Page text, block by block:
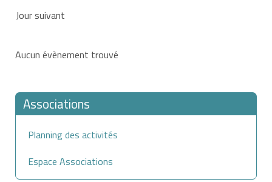
Jour suivant
Aucun évènement trouvé
Associations
Planning des activités
Espace Associations